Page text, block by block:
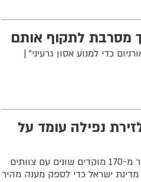
מסרבת לתקוף אותם
כדי למנוע אסון גרעיני" |
לזירת נפילה עומד על
כ-26,000 משרתי מילואים בפיקוד העורף הפועלים ביותר מ-170 מוקדים שונים עם צוותים
ישראל כדי לספק מענה מהיר